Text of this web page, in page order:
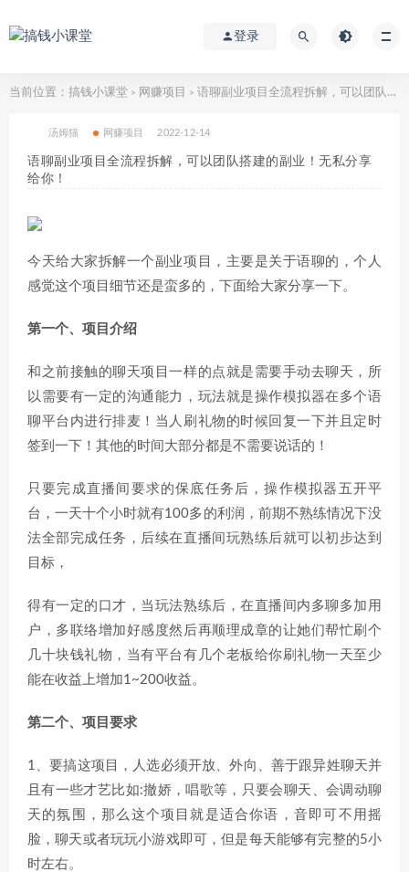
登录
当前位置： 搞钱小课堂 > 网赚项目 > 语聊副业项目全流程拆解，可以团队搭建的副业！无私分享给你！
汤姆猫 网赚项目 2022-12-14
语聊副业项目全流程拆解，可以团队搭建的副业！无私分享
给你！
今天给大家拆解一个副业项目，主要是关于语聊的，个人
感觉这个项目细节还是蛮多的，下面给大家分享一下。
第一个、项目介绍
和之前接触的聊天项目一样的点就是需要手动去聊天，所
以需要有一定的沟通能力，玩法就是操作模拟器在多个语
聊平台内进行排麦！当人刷礼物的时候回复一下并且定时
签到一下！其他的时间大部分都是不需要说话的！
只要完成直播间要求的保底任务后，操作模拟器五开平
台，一天十个小时就有100多的利润，前期不熟练情况下没
法全部完成任务，后续在直播间玩熟练后就可以初步达到
目标，
得有一定的口才，当玩法熟练后，在直播间内多聊多加用
户，多联络增加好感度然后再顺理成章的让她们帮忙刷个
几十块钱礼物，当有平台有几个老板给你刷礼物一天至少
能在收益上增加1~200收益。
第二个、项目要求
1、要搞这项目，人选必须开放、外向、善于跟异姓聊天并
且有一些才艺比如:撤娇，唱歌等，只要会聊天、会调动聊
天的氛围，那么这个项目就是适合你语，音即可不用摇
脸，聊天或者玩玩小游戏即可，但是每天能够有完整的5小
时左右。